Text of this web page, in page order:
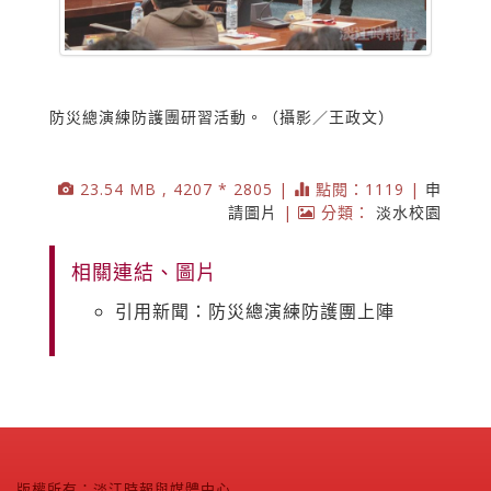
防災總演練防護團研習活動。（攝影／王政文）
23.54 MB , 4207 * 2805 | 點閱：1119 | 申
請圖片
| 分類： 淡水校園
相關連結、圖片
引用新聞：防災總演練防護團上陣